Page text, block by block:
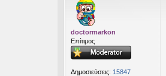
doctormarkon
Επίτιμος
Δημοσιεύσεις: 15847